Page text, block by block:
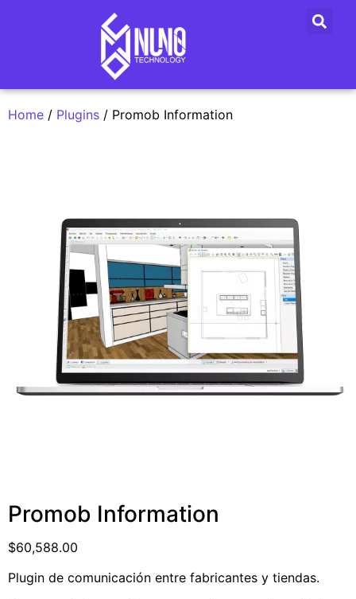
Home / Plugins / Promob Information
Promob Information
$60,588.00
Plugin de comunicación entre fabricantes y tiendas.